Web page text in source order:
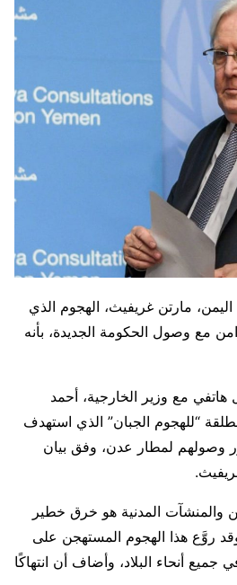
مارتن غريفيث، الهجوم الذي
مع وصول الحكومة الجديدة، بأنه
مع وزير الخارجية، أحمد
“للهجوم الجبان” الذي استهدف
وصولهم لمطار عدن، وفق بيان
والمنشآت المدنية هو خرق خطير
وقد روَّع هذا الهجوم المستهجن على
أنحاء البلاد، وأضاف أن انتهاكًا